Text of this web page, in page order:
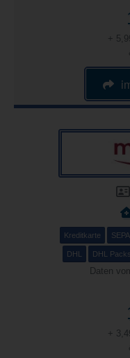
+
Kreditkarte
DHL DHL
Daten
+